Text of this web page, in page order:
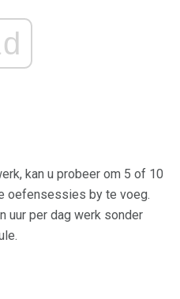
kan u probeer om 5 of 10
oefensessies by te voeg.
uur per dag werk sonder